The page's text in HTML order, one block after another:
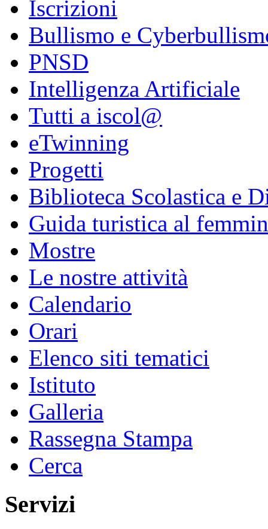
Iscrizioni
Bullismo e
PNSD
Intelligenza Artificiale
Tutti a iscol@
eTwinning
Progetti
Biblioteca Scolastica e
Guida turistica al
Mostre
Le nostre attività
Calendario
Orari
Elenco siti tematici
Istituto
Galleria
Rassegna Stampa
Cerca
Servizi